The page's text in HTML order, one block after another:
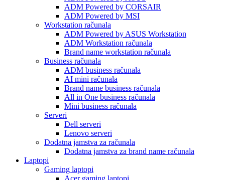
ADM Powered by CORSAIR
ADM Powered by MSI
Workstation računala
ADM Powered by ASUS Workstation
ADM Workstation računala
Brand name workstation računala
Business računala
ADM business računala
AI mini računala
Brand name business računala
All in One business računala
Mini business računala
Serveri
Dell serveri
Lenovo serveri
Dodatna jamstva za računala
Dodatna jamstva za brand name računala
Laptopi
Gaming laptopi
Acer gaming laptopi